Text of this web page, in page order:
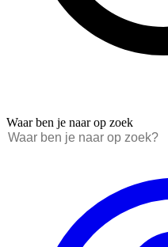
Waar ben je naar op zoek